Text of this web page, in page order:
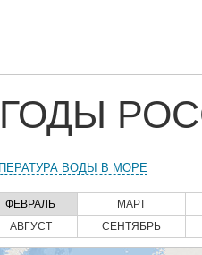
ВОДЫ В МОРЕ
ФЕВРАЛЬ
МАРТ
АВГУСТ СЕНТЯБРЬ